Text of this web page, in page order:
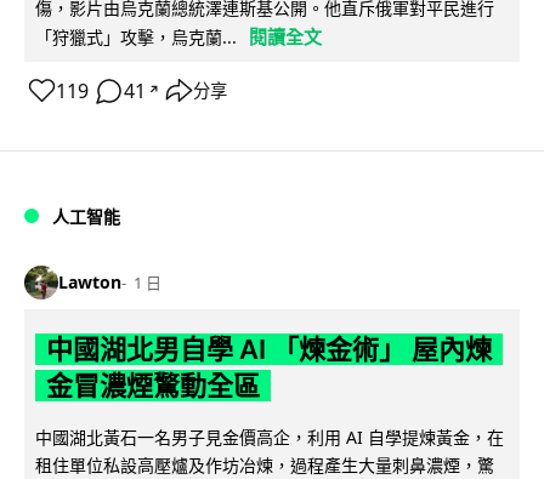
傷，影片由烏克蘭總統澤連斯基公開。他直斥俄軍對平民進行
「狩獵式」攻擊，烏克蘭...
閱讀全文
119 41 ↗ 分享
人工智能
Lawton 1 日
中國湖北男自學 AI 「煉金術」 屋內煉
金冒濃煙驚動全區
中國湖北黃石一名男子見金價高企，利用 AI 自學提煉黃金，在
租住單位私設高壓爐及作坊冶煉，過程產生大量刺鼻濃煙，驚